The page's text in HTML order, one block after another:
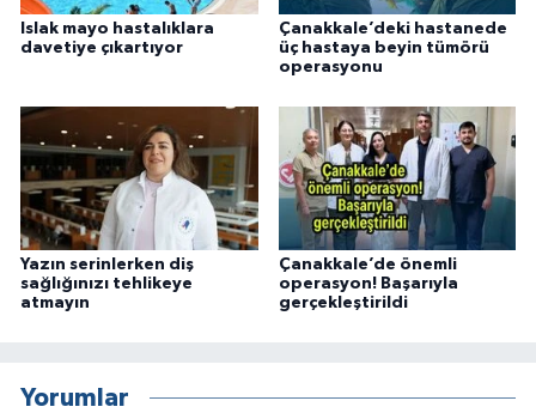
Islak mayo hastalıklara
davetiye çıkartıyor
Çanakkale’deki hastanede
üç hastaya beyin tümörü
operasyonu
Yazın serinlerken diş
sağlığınızı tehlikeye
atmayın
Çanakkale’de önemli
operasyon! Başarıyla
gerçekleştirildi
Yorumlar